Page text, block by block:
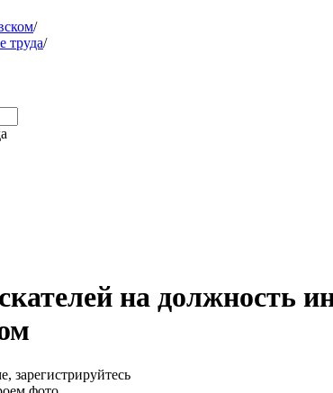
/
труда/
на должность
зарегистрируйтесь